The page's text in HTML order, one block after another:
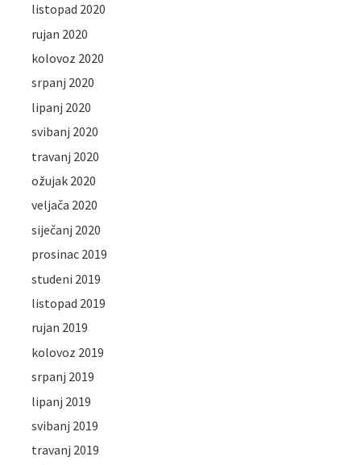
listopad 2020
rujan 2020
kolovoz 2020
srpanj 2020
lipanj 2020
svibanj 2020
travanj 2020
ožujak 2020
veljača 2020
siječanj 2020
prosinac 2019
studeni 2019
listopad 2019
rujan 2019
kolovoz 2019
srpanj 2019
lipanj 2019
svibanj 2019
travanj 2019